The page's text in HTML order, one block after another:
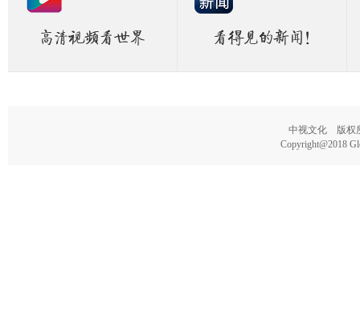
中视文化 版权
Copyright@2018